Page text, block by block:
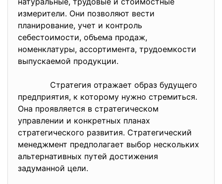
измерители. Они позволяют вести
планирование, учет и контроль
себестоимости, объема продаж,
номенклатуры, ассортимента, трудоемкости
выпускаемой продукции.
Стратегия отражает образ будущего
предприятия, к которому нужно стремиться.
Она проявляется в стратегическом
управлении и конкретных планах
стратегического развития. Стратегический
менеджмент предполагает выбор нескольких
альтернативных путей достижения
задуманной цели.